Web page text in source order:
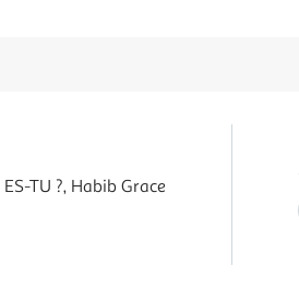
TU ?, Habib Grace